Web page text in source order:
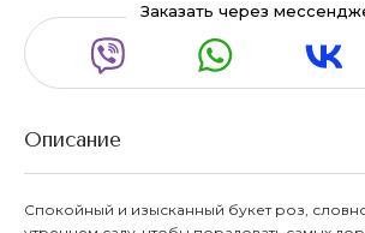
Заказать через
Описание
Спокойный и изысканный букет роз,